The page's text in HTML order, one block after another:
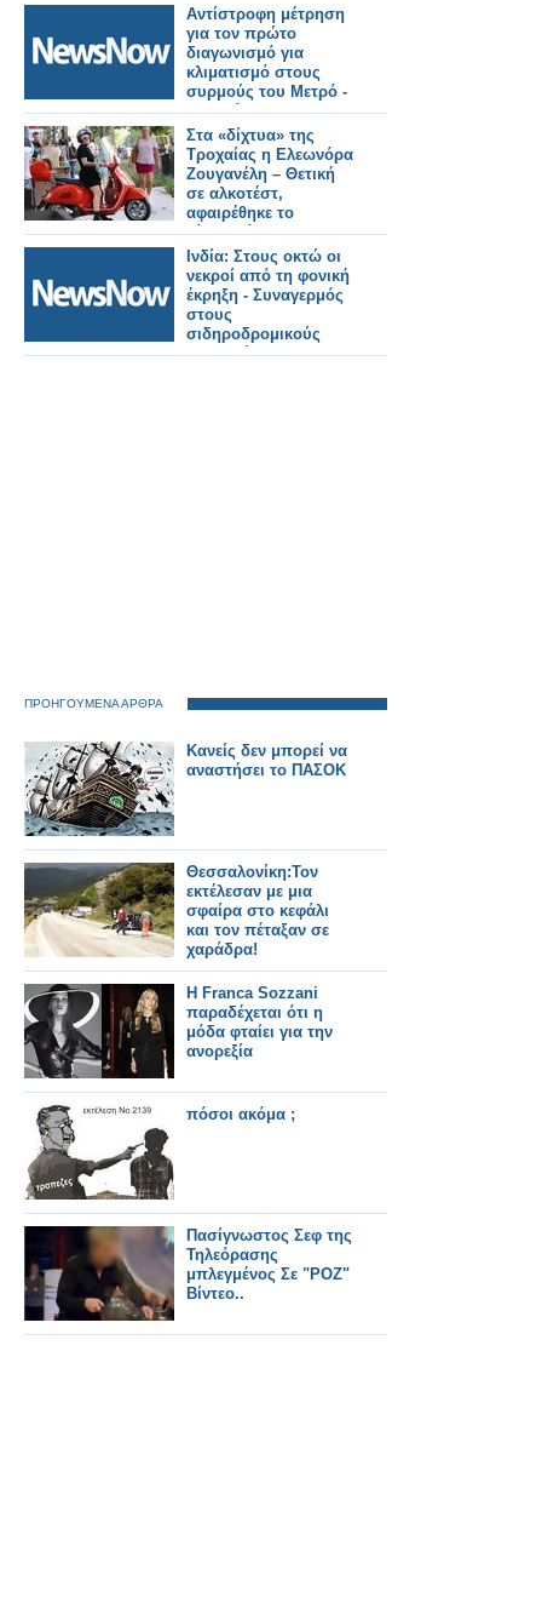
Αντίστροφη μέτρηση
για τον πρώτο
διαγωνισμό για
κλιματισμό στους
συρμούς του Μετρό -
Τι αλλάζει στους
συρμούς
Στα «δίχτυα» της
Τροχαίας η Ελεωνόρα
Ζουγανέλη – Θετική
σε αλκοτέστ,
αφαιρέθηκε το
δίπλωμά της
Ινδία: Στους οκτώ οι
νεκροί από τη φονική
έκρηξη - Συναγερμός
στους
σιδηροδρομικούς
σταθμούς
ΠΡΟΗΓΟΥΜΕΝΑ ΑΡΘΡΑ
Κανείς δεν μπορεί να
αναστήσει τo ΠΑΣΟΚ
Θεσσαλονίκη:Τον
εκτέλεσαν με μια
σφαίρα στο κεφάλι
και τον πέταξαν σε
χαράδρα!
H Franca Sozzani
παραδέχεται ότι η
μόδα φταίει για την
ανορεξία
πόσοι ακόμα ;
Πασίγνωστος Σεφ της
Τηλεόρασης
μπλεγμένος Σε "ΡΟΖ"
Βίντεο..